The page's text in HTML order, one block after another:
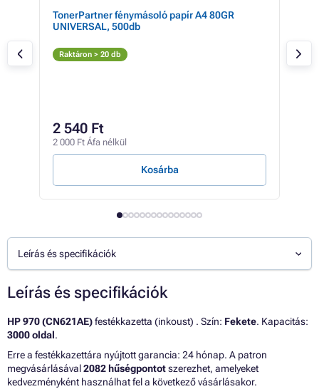
TonerPartner fénymásoló papír A4 80GR
UNIVERSAL, 500db
Raktáron > 20 db
2 540 Ft
2 000 Ft Áfa nélkül
Kosárba
Leírás és specifikációk
Leírás és specifikációk
HP 970 (CN621AE)festékkazetta (inkoust) . Szín: Fekete. Kapacitás:
3000 oldal.
Erre a festékkazettára nyújtott garancia: 24 hónap. A patron
megvásárlásával2082 hűségpontotszerezhet, amelyeket
kedvezményként használhat fel a következő vásárlásakor.